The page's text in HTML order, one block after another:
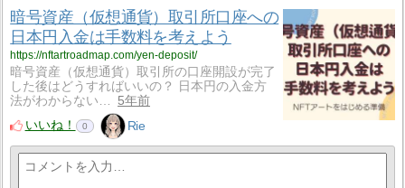
暗号資産（仮想通貨）取引所口座への
日本円入金は手数料を考えよう
https://nftartroadmap.com/yen-deposit/
暗号資産（仮想通貨）取引所の口座開設が完了
した後はどうすればいいの？ 日本円の入金方
法がわからない…
5年前
いいね！
0 Rie